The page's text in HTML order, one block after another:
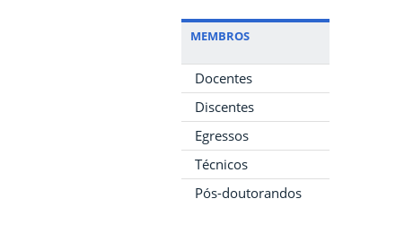
MEMBROS
Docentes
Discentes
Egressos
Técnicos
Pós-doutorandos